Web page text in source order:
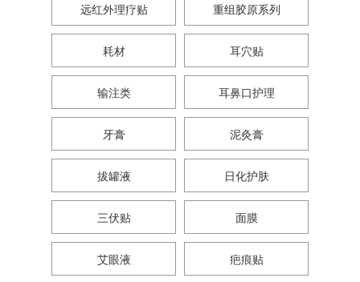
远红外理疗贴 重组胶原系列
耗材 耳穴贴
输注类 耳鼻口护理
牙膏 泥灸膏
拔罐液 日化护肤
三伏贴 面膜
艾眼液 疤痕贴